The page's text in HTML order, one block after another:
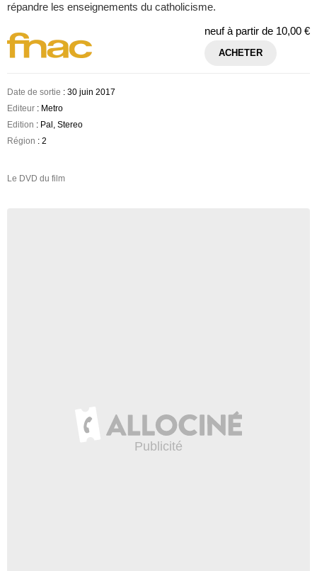
répandre les enseignements du catholicisme.
neuf à partir de 10,00 €
ACHETER
Date de sortie : 30 juin 2017
Editeur : Metro
Edition : Pal, Stereo
Région : 2
Le DVD du film